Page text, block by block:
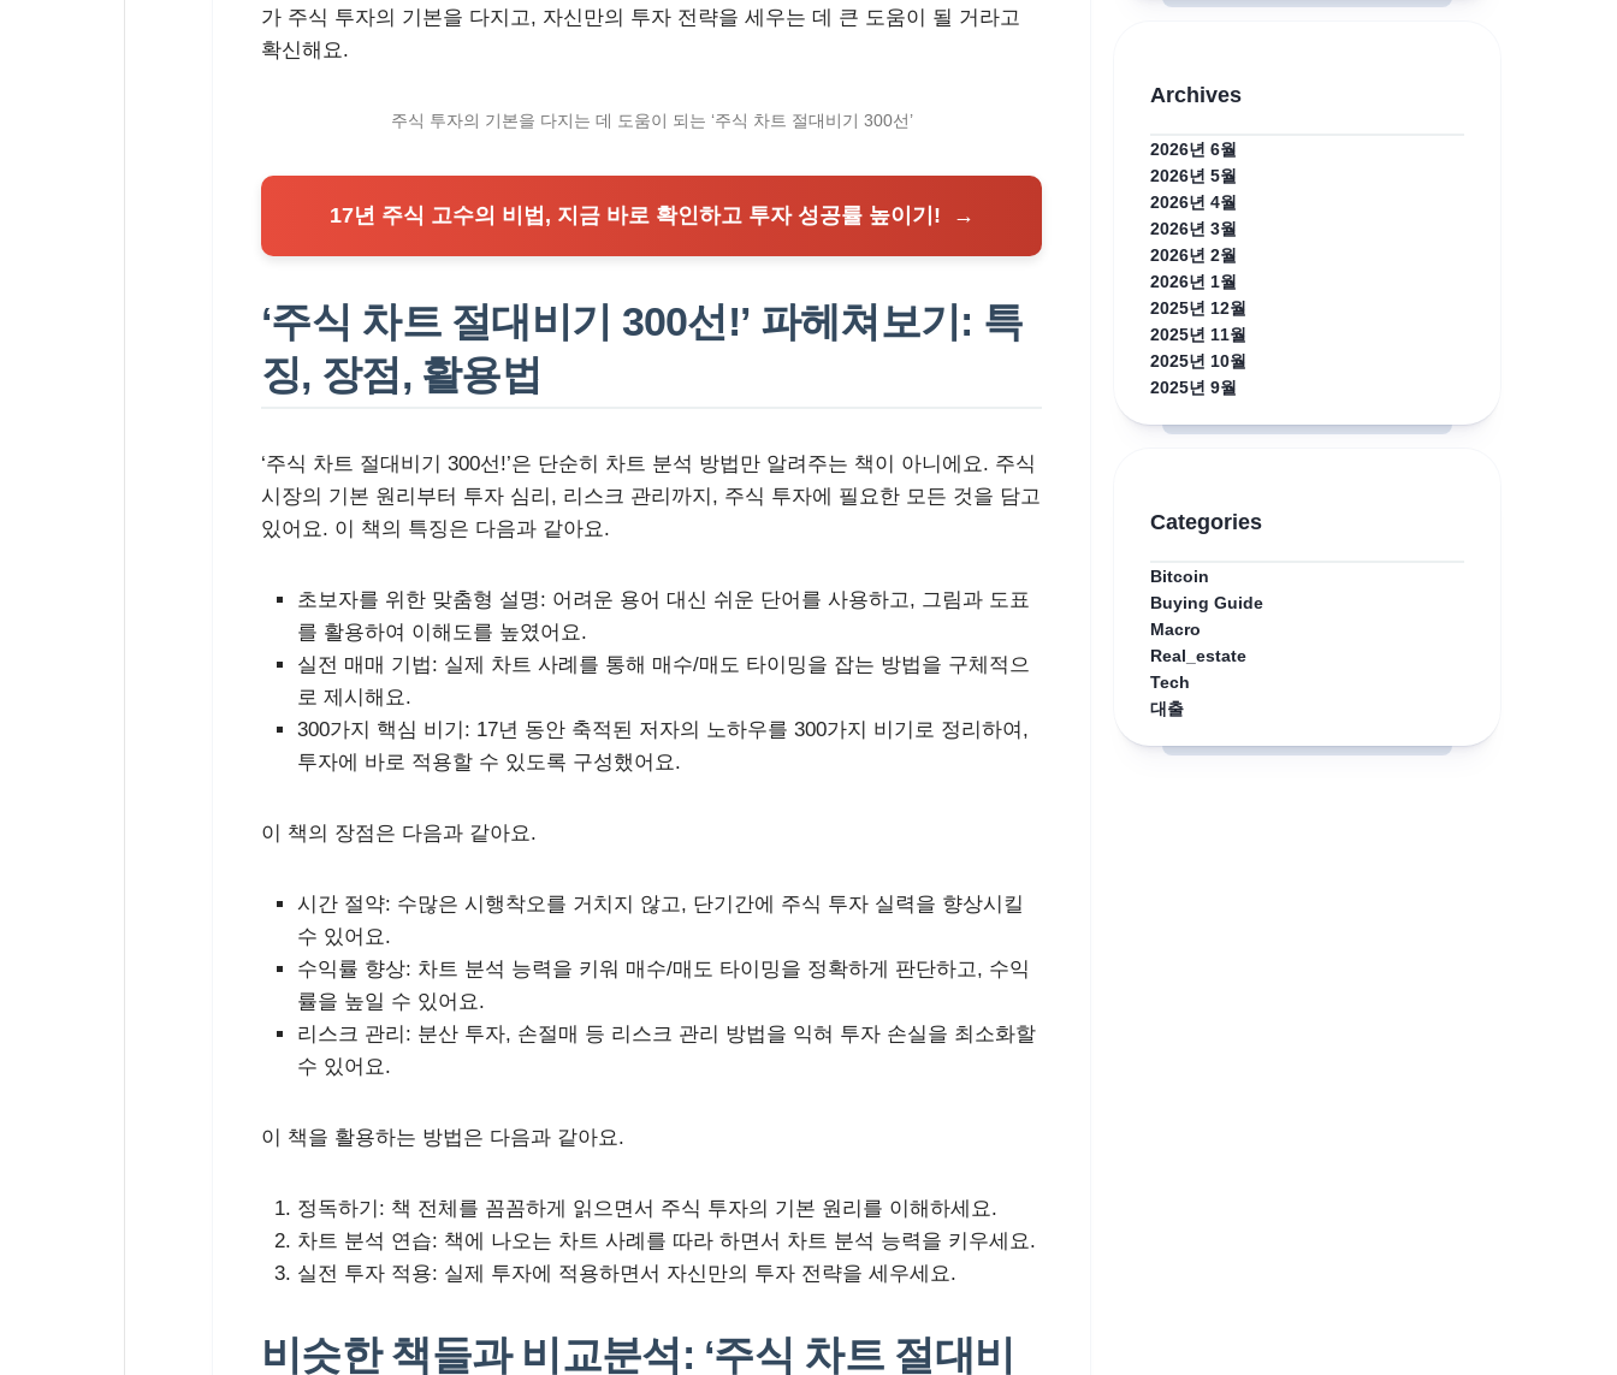
가 주식 투자의 기본을 다지고, 자신만의 투자 전략을 세우는 데 큰 도움이 될 거라고
확신해요.
주식 투자의 기본을 다지는 데 도움이 되는 ‘주식 차트 절대비기 300선’
17년 주식 고수의 비법, 지금 바로 확인하고 투자 성공률 높이기! →
‘주식 차트 절대비기 300선!’ 파헤쳐보기: 특
징, 장점, 활용법
‘주식 차트 절대비기 300선!’은 단순히 차트 분석 방법만 알려주는 책이 아니에요. 주식
시장의 기본 원리부터 투자 심리, 리스크 관리까지, 주식 투자에 필요한 모든 것을 담고
있어요. 이 책의 특징은 다음과 같아요.
초보자를 위한 맞춤형 설명: 어려운 용어 대신 쉬운 단어를 사용하고, 그림과 도표
를 활용하여 이해도를 높였어요.
실전 매매 기법: 실제 차트 사례를 통해 매수/매도 타이밍을 잡는 방법을 구체적으
로 제시해요.
300가지 핵심 비기: 17년 동안 축적된 저자의 노하우를 300가지 비기로 정리하여,
투자에 바로 적용할 수 있도록 구성했어요.
이 책의 장점은 다음과 같아요.
시간 절약: 수많은 시행착오를 거치지 않고, 단기간에 주식 투자 실력을 향상시킬
수 있어요.
수익률 향상: 차트 분석 능력을 키워 매수/매도 타이밍을 정확하게 판단하고, 수익
률을 높일 수 있어요.
리스크 관리: 분산 투자, 손절매 등 리스크 관리 방법을 익혀 투자 손실을 최소화할
수 있어요.
이 책을 활용하는 방법은 다음과 같아요.
정독하기: 책 전체를 꼼꼼하게 읽으면서 주식 투자의 기본 원리를 이해하세요.
차트 분석 연습: 책에 나오는 차트 사례를 따라 하면서 차트 분석 능력을 키우세요.
실전 투자 적용: 실제 투자에 적용하면서 자신만의 투자 전략을 세우세요.
비슷한 책들과 비교분석: ‘주식 차트 절대비
Archives
2026년 6월
2026년 5월
2026년 4월
2026년 3월
2026년 2월
2026년 1월
2025년 12월
2025년 11월
2025년 10월
2025년 9월
Categories
Bitcoin
Buying Guide
Macro
Real_estate
Tech
대출